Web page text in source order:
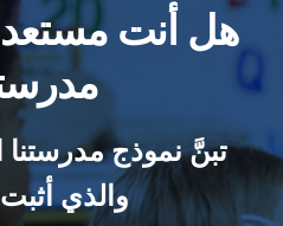
هل أنت مستعد
تبنَّ نموذج مدرستنا
والذي